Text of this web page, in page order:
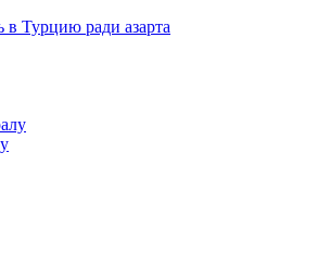
в Турцию ради азарта